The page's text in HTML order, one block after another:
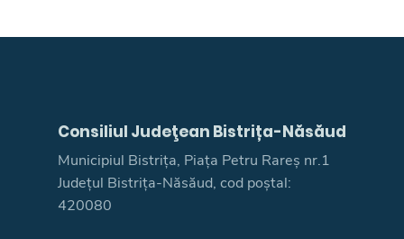
Consiliul Judeţean Bistrița-Năsăud
Municipiul Bistrița, Piața Petru Rareș nr.1
Județul Bistrița-Năsăud, cod poștal:
420080